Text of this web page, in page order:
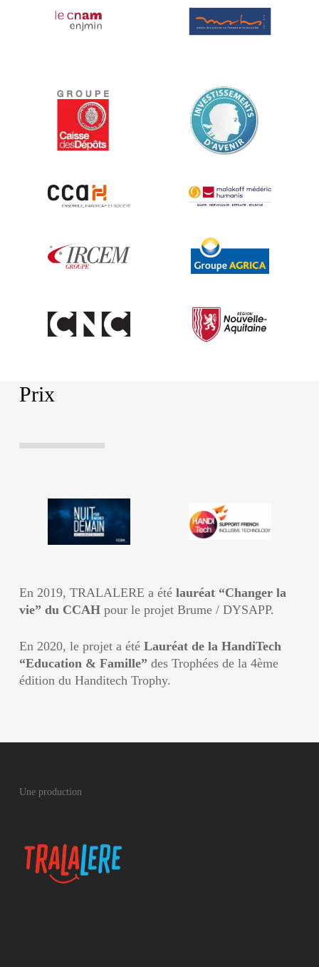
Prix
En 2019, TRALALERE a été lauréat “Changer la
vie” du CCAHpour le projet Brume / DYSAPP.
En 2020, le projet a été Lauréat de la HandiTech
“Education & Famille” des Trophées de la 4ème
édition du Handitech Trophy.
Une production